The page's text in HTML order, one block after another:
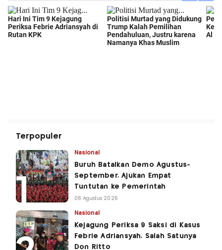
Terpopuler
Nasional
Buruh Batalkan Demo Agustus-
September, Ajukan Empat
Tuntutan ke Pemerintah
06 Agustus 2026
Nasional
Kejagung Periksa 9 Saksi di Kasus
Febrie Adriansyah, Salah Satunya
Don Ritto